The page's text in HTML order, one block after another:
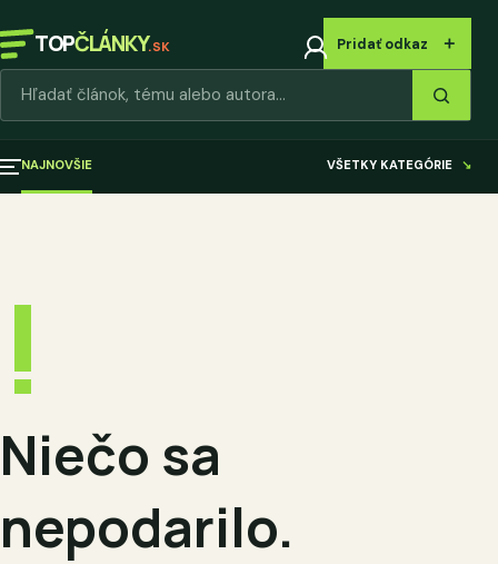
TOPČLÁNKY.SK Pridať odkaz ＋
NAJNOVŠIE VŠETKY KATEGÓRIE ↘
!
Niečo sa
nepodarilo.